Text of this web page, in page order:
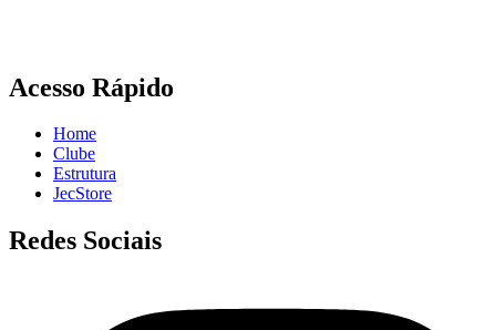
Acesso Rápido
Home
Clube
Estrutura
JecStore
Redes Sociais